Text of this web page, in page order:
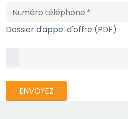
Dossier d'appel d'offre (PDF)
ENVOYEZ